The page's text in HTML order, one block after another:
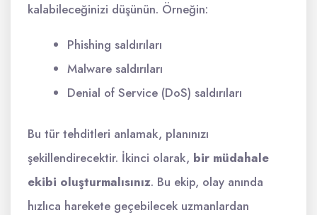
kalabileceğinizi düşünün. Örneğin:
Phishing saldırıları
Malware saldırıları
Denial of Service (DoS) saldırıları
Bu tür tehditleri anlamak, planınızı
şekillendirecektir. İkinci olarak, bir müdahale
ekibi oluşturmalısınız. Bu ekip, olay anında
hızlıca harekete geçebilecek uzmanlardan